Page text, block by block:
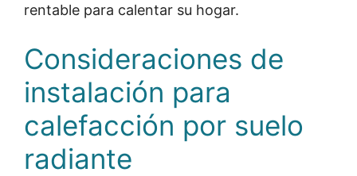
rentable para calentar su hogar.
Consideraciones de
instalación para
calefacción por suelo
radiante